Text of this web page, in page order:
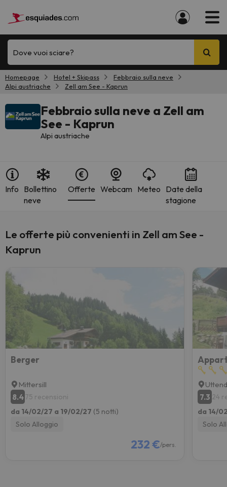
Dove vuoi sciare?
Homepage Hotel + Skipass
Febbraio sulla neve
Alpi austriache
Zell am See - Kaprun
Febbraio sulla neve a Zell am
See - Kaprun
Alpi austriache
Info Bollettino
neve
Offerte Webcam Meteo Date della
stagione
Le offerte più convenienti in Zell am See -
Kaprun
Berger
Mittersill
8.475 recensioni
da 14/02/27 a 19/02/27 (5 notti)
Solo Alloggio
232 €/pers.
7.3 24
da 14/
Solo